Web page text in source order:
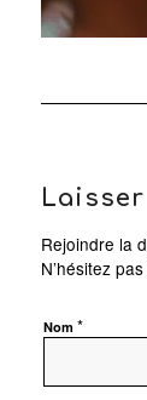
Rejoindre la
N’hésitez
Nom *